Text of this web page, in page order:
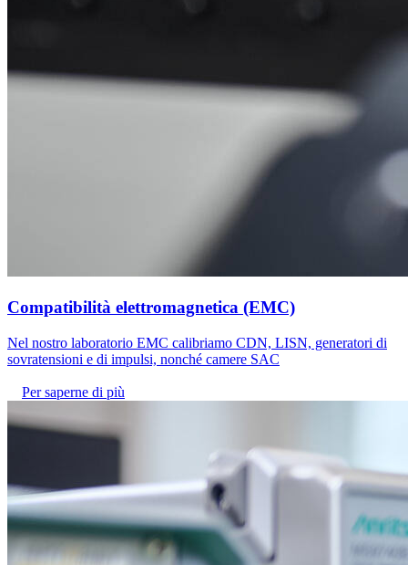
Compatibilità elettromagnetica (EMC)
Nel nostro laboratorio EMC calibriamo CDN, LISN, generatori di
sovratensioni e di impulsi, nonché camere SAC
Per saperne di più